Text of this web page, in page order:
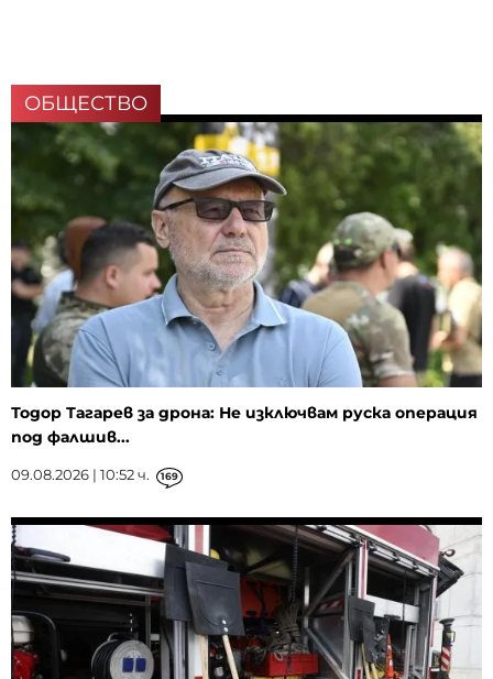
ОБЩЕСТВО
Тодор Тагарев за дрона: Не изключвам руска операция
под фалшив...
09.08.2026 | 10:52 ч. 169